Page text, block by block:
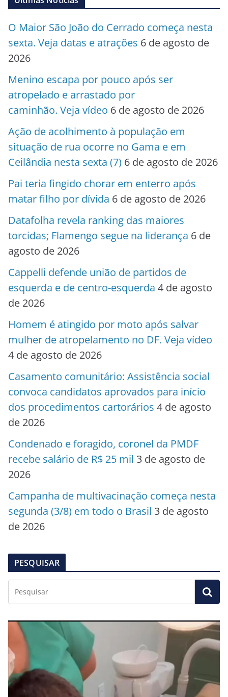
O Maior São João do Cerrado começa nesta
sexta. Veja datas e atrações 6 de agosto de
2026
Menino escapa por pouco após ser
atropelado e arrastado por
caminhão. Veja vídeo 6 de agosto de 2026
Ação de acolhimento à população em
situação de rua ocorre no Gama e em
Ceilândia nesta sexta (7) 6 de agosto de 2026
Pai teria fingido chorar em enterro após
matar filho por dívida 6 de agosto de 2026
Datafolha revela ranking das maiores
torcidas; Flamengo segue na liderança 6 de
agosto de 2026
Cappelli defende união de partidos de
esquerda e de centro-esquerda 4 de agosto
de 2026
Homem é atingido por moto após salvar
mulher de atropelamento no DF. Veja vídeo
4 de agosto de 2026
Casamento comunitário: Assistência social
convoca candidatos aprovados para início
dos procedimentos cartorários 4 de agosto
de 2026
Condenado e foragido, coronel da PMDF
recebe salário de R$ 25 mil 3 de agosto de
2026
Campanha de multivacinação começa nesta
segunda (3/8) em todo o Brasil 3 de agosto
de 2026
PESQUISAR